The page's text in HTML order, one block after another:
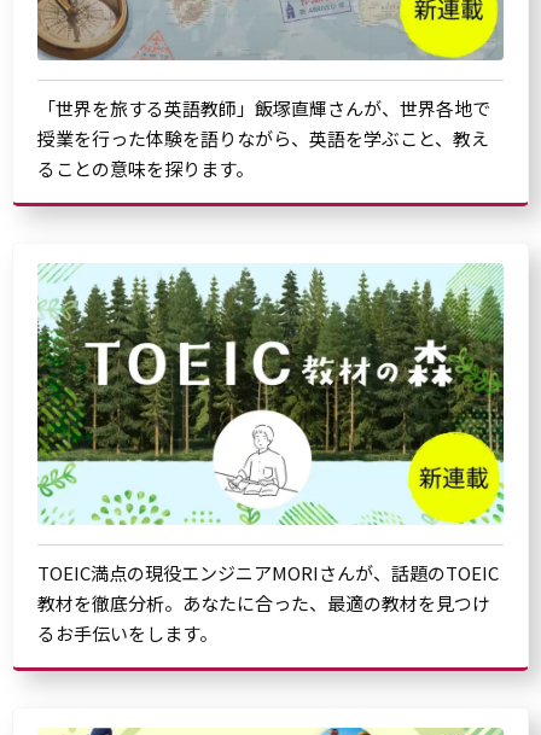
「世界を旅する英語教師」飯塚直輝さんが、世界各地で
授業を行った体験を語りながら、英語を学ぶこと、教え
ることの意味を探ります。
TOEIC満点の現役エンジニアMORIさんが、話題のTOEIC
教材を徹底分析。あなたに合った、最適の教材を見つけ
るお手伝いをします。